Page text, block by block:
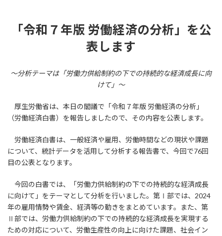
「令和７年版 労働経済の分析」を公
表します
～分析テーマは「労働力供給制約の下での持続的な経済成長に向
けて」～
厚生労働省は、本日の閣議で「令和７年版 労働経済の分析」
（労働経済白書）を報告しましたので、その内容を公表します。
労働経済白書は、一般経済や雇用、労働時間などの現状や課題
について、統計データを活用して分析する報告書で、今回で76回
目の公表となります。
今回の白書では、「労働力供給制約の下での持続的な経済成長
に向けて」をテーマとして分析を行いました。第Ⅰ部では、2024
年の雇用情勢や賃金、経済等の動きをまとめています。また、第
Ⅱ部では、労働力供給制約の下での持続的な経済成長を実現する
ための対応について、労働生産性の向上に向けた課題、社会イン